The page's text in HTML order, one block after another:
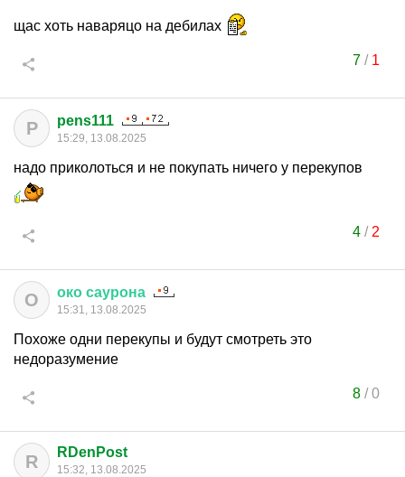
щас хоть наваряцо на дебилах
7/ 1
P pens111
15:29, 13.08.2025
надо приколоться и не покупать ничего у перекупов
4/ 2
О око саурона
15:31, 13.08.2025
Похоже одни перекупы и будут смотреть это
недоразумение
8/0
R RDenPost
15:32, 13.08.2025